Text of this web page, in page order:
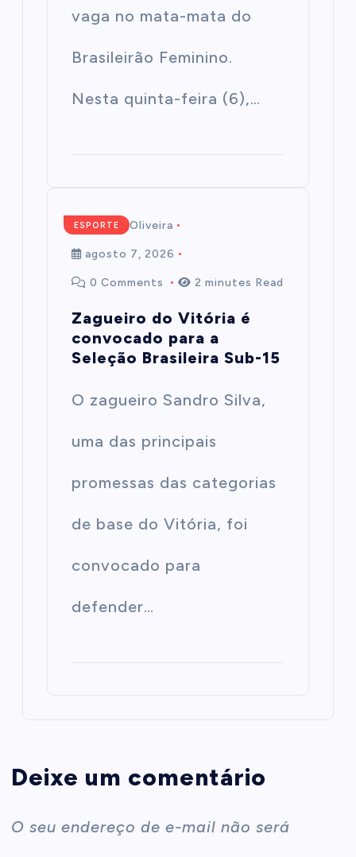
vaga no mata-mata do
Brasileirão Feminino.
Nesta quinta-feira (6),…
ESPORTE
Mairim de Oliveira
agosto 7, 2026
0 Comments 2 minutes Read
Zagueiro do Vitória é
convocado para a
Seleção Brasileira Sub-15
O zagueiro Sandro Silva,
uma das principais
promessas das categorias
de base do Vitória, foi
convocado para
defender…
Deixe um comentário
O seu endereço de e-mail não será